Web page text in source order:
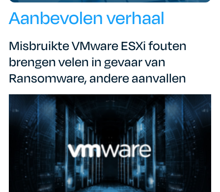
Aanbevolen verhaal
Misbruikte VMware ESXi fouten
brengen velen in gevaar van
Ransomware, andere aanvallen